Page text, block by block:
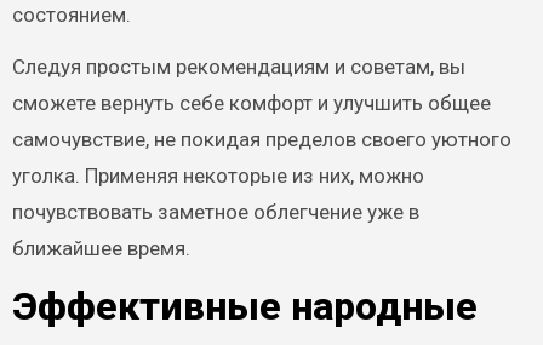
состоянием.
Следуя простым рекомендациям и советам, вы
сможете вернуть себе комфорт и улучшить общее
самочувствие, не покидая пределов своего уютного
уголка. Применяя некоторые из них, можно
почувствовать заметное облегчение уже в
ближайшее время.
Эффективные народные